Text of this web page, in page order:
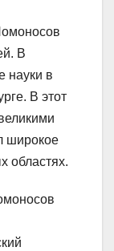
В
науки в
В этот
широкое
областях.